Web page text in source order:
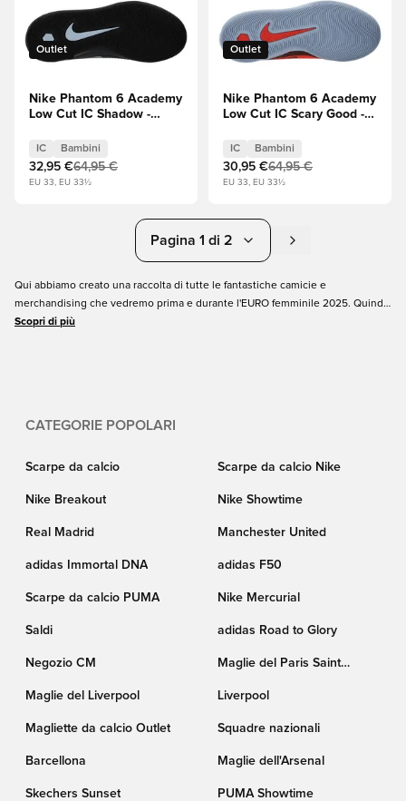
Outlet
Nike Phantom 6 Academy
Low Cut IC Shadow -
Bambini
IC Bambini
32,95 €64,95 €
EU 33, EU 33½
Outlet
Nike Phantom 6 Academy
Low Cut IC Scary Good -
Crimson (Rosso)/Nero
Bambini
IC Bambini
30,95 €64,95 €
EU 33, EU 33½
Pagina 1 di 2
Qui abbiamo creato una raccolta di tutte le fantastiche camicie e
merchandising che vedremo prima e durante l'EURO femminile 2025. Quindi
dia un'occhiata e metta le mani su una delle belle maglie della nazionale o su
Scopri di più
CATEGORIE POPOLARI
Scarpe da calcio Scarpe da calcio Nike
Nike Breakout Nike Showtime
Real Madrid Manchester United
adidas Immortal DNA adidas F50
Scarpe da calcio PUMA Nike Mercurial
Saldi adidas Road to Glory
Negozio CM
Maglie del Paris Saint
Maglie del Liverpool
Liverpool
Magliette da calcio Outlet Squadre nazionali
Barcellona Maglie dell'Arsenal
Skechers Sunset PUMA Showtime